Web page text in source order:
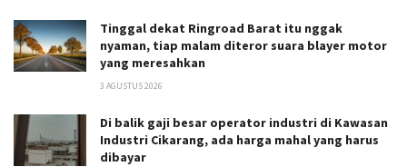
Tinggal dekat Ringroad Barat itu nggak
nyaman, tiap malam diteror suara blayer motor
yang meresahkan
3 AGUSTUS 2026
Di balik gaji besar operator industri di Kawasan
Industri Cikarang, ada harga mahal yang harus
dibayar